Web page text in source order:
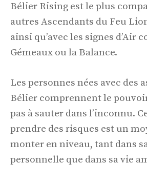
Bélier Rising est le plus
autres Ascendants du Feu
ainsi qu’avec les signes d’Air
Gémeaux ou la Balance.
Les personnes nées avec des
Bélier comprennent le
pas à sauter dans l’inconnu.
prendre des risques est un
monter en niveau, tant dans
personnelle que dans sa vie